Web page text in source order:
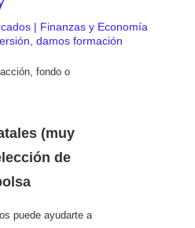
| Finanzas y Economía
damos formación
fondo o
(muy
de
puede ayudarte a